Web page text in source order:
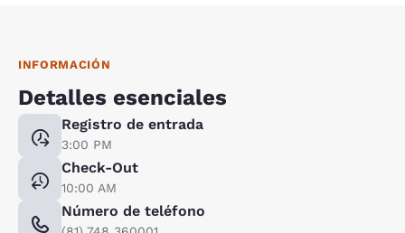
INFORMACIÓN
Detalles esenciales
Registro de entrada
3:00 PM
Check-Out
10:00 AM
Número de teléfono